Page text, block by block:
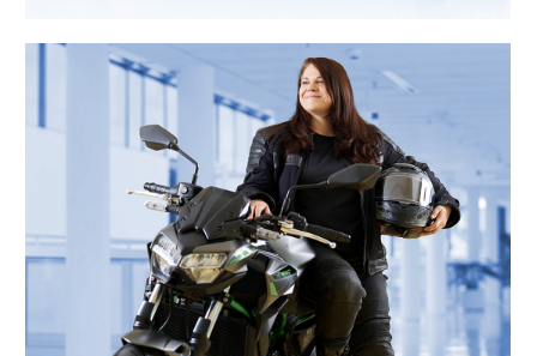
„In Herbst und Winter übernehme ich
extra Wochenenddienste – so rückt
meine neue Maschine im Frühjahr in
Reichweite. Mit dem Flexteam passe
ich meinen Dienstplan problemlos im
Flexbüro an.“